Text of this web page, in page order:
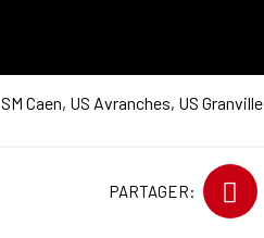
SM Caen, US Avranches, US Granville
PARTAGER: